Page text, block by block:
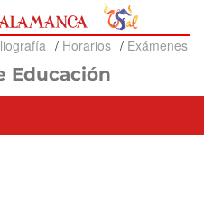
Horarios Exámenes
Educación